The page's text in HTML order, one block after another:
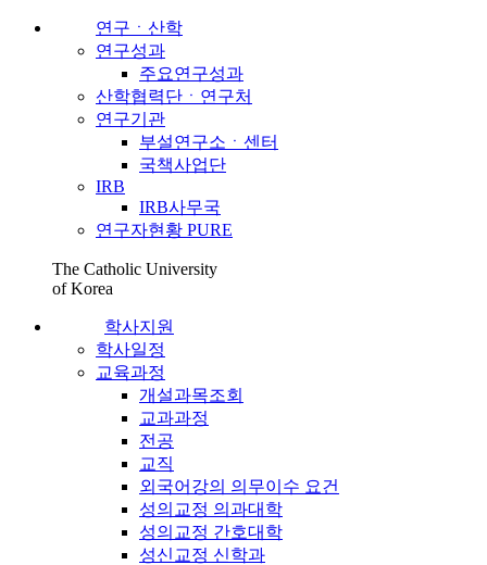
연구ㆍ산학
연구성과
주요연구성과
산학협력단ㆍ연구처
연구기관
부설연구소ㆍ센터
국책사업단
IRB
IRB사무국
연구자현황 PURE
The Catholic University
of Korea
학사지원
학사일정
교육과정
개설과목조회
교과과정
전공
교직
외국어강의 의무이수 요건
성의교정 의과대학
성의교정 간호대학
성신교정 신학과